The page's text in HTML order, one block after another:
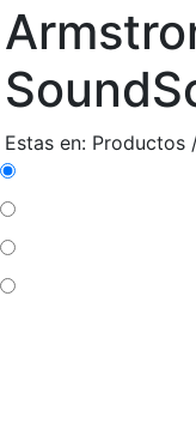
Estas en: Productos